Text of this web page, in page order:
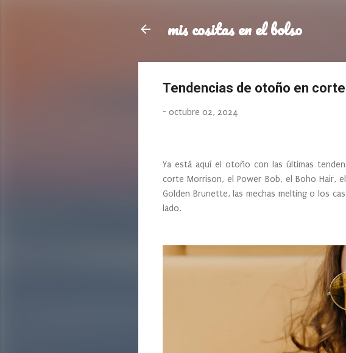
mis cositas en el bolso
Tendencias de otoño en
- octubre 02, 2024
Ya está aquí el otoño con las últimas
corte Morrison, el Power Bob, el Boho Hair,
Golden Brunette, las mechas melting o los
lado.